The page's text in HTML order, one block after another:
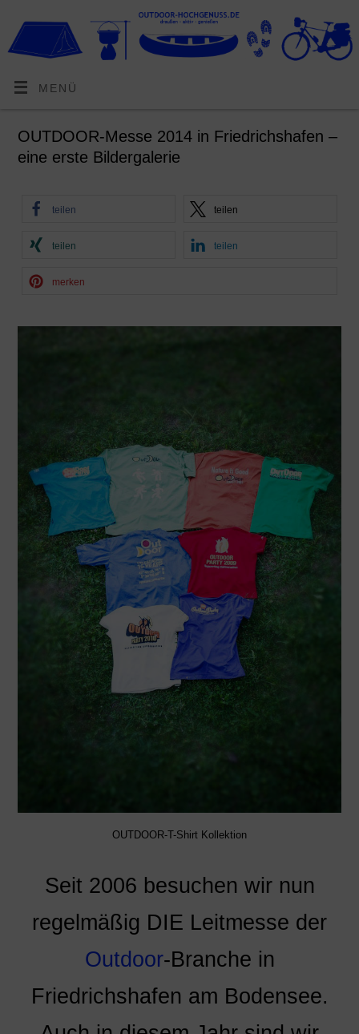
MENÜ
OUTDOOR-Messe 2014 in Friedrichshafen –
eine erste Bildergalerie
teilen teilen
teilen teilen
merken
OUTDOOR-T-Shirt Kollektion
Seit 2006 besuchen wir nun
regelmäßig DIE Leitmesse der
Outdoor-Branche in
Friedrichshafen am Bodensee.